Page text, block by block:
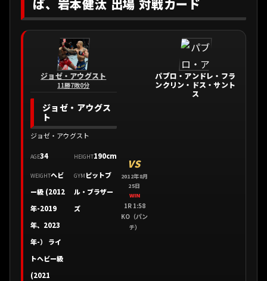
ば、岩本健汰 出場 対戦カード
ジョゼ・アウグスト
11勝7敗0分
ジョゼ・アウグス
ト
ジョゼ・アウグスト
AGE34 HEIGHT190cm
WEIGHTヘビ
ー級 (2012
年-2019
年、2023
年-） ライ
トヘビー級
(2021
GYM ピットブ
ル・ブラザー
ズ
VS
2012年8月
25日
WIN
1R 1:58
KO（パン
チ）
パブロ・アンドレ・フラ
ンクリン・ドス・サント
ス